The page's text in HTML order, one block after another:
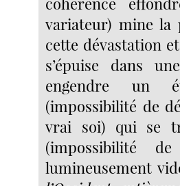
variateur) mine la
cette dévastation
s’épuise dans
engendre un
(impossibilité de
vrai soi) qui se
(impossibilité
lumineusement